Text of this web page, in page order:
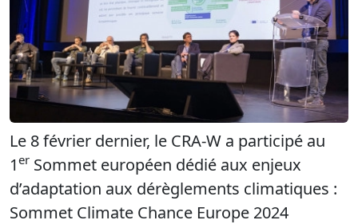
Le 8 février dernier, le CRA-W a participé au
1 er Sommet européen dédié aux enjeux
d’adaptation aux dérèglements climatiques :
Sommet Climate Chance Europe 2024